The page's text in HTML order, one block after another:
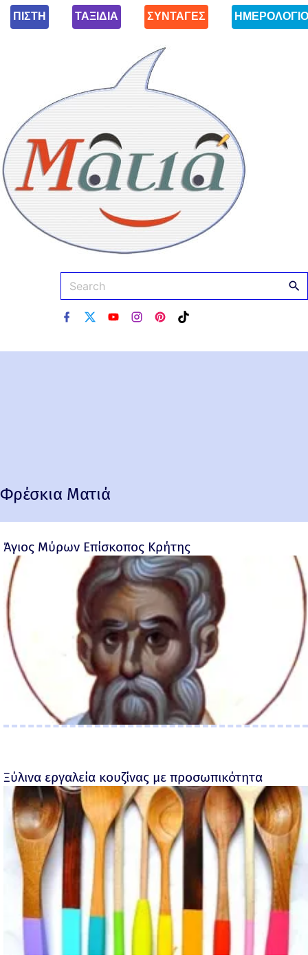
ΠΙΣΤΗ ΤΑΞΙΔΙΑ ΣΥΝΤΑΓΕΣ ΗΜΕΡΟΛΟΓΙΟ
Φρέσκια Ματιά
Άγιος Μύρων Επίσκοπος Κρήτης
Ξύλινα εργαλεία κουζίνας με προσωπικότητα